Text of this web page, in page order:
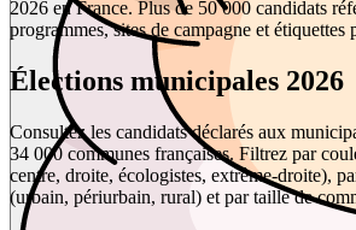
2026 en France. Plus de 50 000 candidats
programmes, sites de campagne et étiquettes
Élections municipales 2026
Consultez les candidats déclarés aux
34 000 communes françaises. Filtrez par
centre, droite, écologistes, extrême-droite),
(urbain, périurbain, rural) et par taille de